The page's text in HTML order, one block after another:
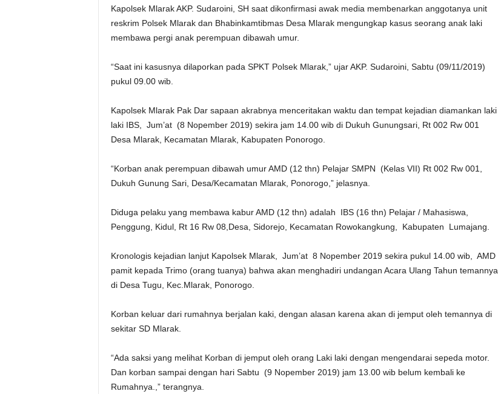
Kapolsek Mlarak AKP. Sudaroini, SH saat dikonfirmasi awak media membenarkan anggotanya unit
reskrim Polsek Mlarak dan Bhabinkamtibmas Desa Mlarak mengungkap kasus seorang anak laki
membawa pergi anak perempuan dibawah umur.
“Saat ini kasusnya dilaporkan pada SPKT Polsek Mlarak,” ujar AKP. Sudaroini, Sabtu (09/11/2019)
pukul 09.00 wib.
Kapolsek Mlarak Pak Dar sapaan akrabnya menceritakan waktu dan tempat kejadian diamankan laki
laki IBS, Jum’at (8 Nopember 2019) sekira jam 14.00 wib di Dukuh Gunungsari, Rt 002 Rw 001
Desa Mlarak, Kecamatan Mlarak, Kabupaten Ponorogo.
“Korban anak perempuan dibawah umur AMD (12 thn) Pelajar SMPN (Kelas VII) Rt 002 Rw 001,
Dukuh Gunung Sari, Desa/Kecamatan Mlarak, Ponorogo,” jelasnya.
Diduga pelaku yang membawa kabur AMD (12 thn) adalah IBS (16 thn) Pelajar / Mahasiswa,
Penggung, Kidul, Rt 16 Rw 08,Desa, Sidorejo, Kecamatan Rowokangkung, Kabupaten Lumajang.
Kronologis kejadian lanjut Kapolsek Mlarak, Jum’at 8 Nopember 2019 sekira pukul 14.00 wib, AMD
pamit kepada Trimo (orang tuanya) bahwa akan menghadiri undangan Acara Ulang Tahun temannya
di Desa Tugu, Kec.Mlarak, Ponorogo.
Korban keluar dari rumahnya berjalan kaki, dengan alasan karena akan di jemput oleh temannya di
sekitar SD Mlarak.
“Ada saksi yang melihat Korban di jemput oleh orang Laki laki dengan mengendarai sepeda motor.
Dan korban sampai dengan hari Sabtu (9 Nopember 2019) jam 13.00 wib belum kembali ke
Rumahnya.,” terangnya.